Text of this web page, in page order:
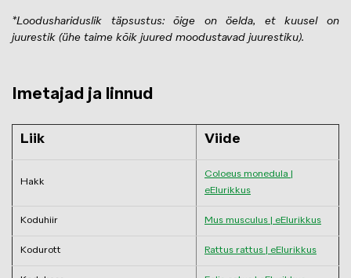
*Loodushariduslik täpsustus: õige on öelda, et kuusel on
juurestik (ühe taime kõik juured moodustavad juurestiku).
Imetajad ja linnud
Liik Viide
Hakk
Coloeus monedula |
eElurikkus
Koduhiir Mus musculus | eElurikkus
Kodurott Rattus rattus | eElurikkus